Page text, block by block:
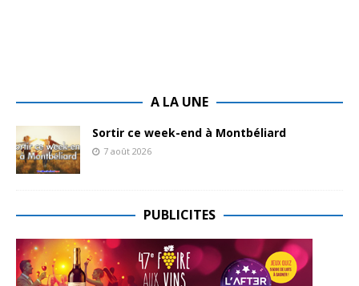
A LA UNE
Sortir ce week-end à Montbéliard
7 août 2026
PUBLICITES